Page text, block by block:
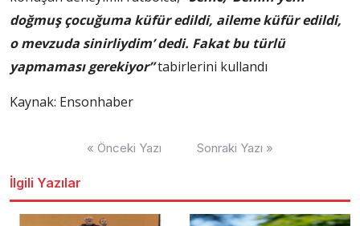
doğmuş çocuğuma küfür edildi, aileme küfür edildi,
o mevzuda sinirliydim’ dedi. Fakat bu türlü
yapmaması gerekiyor”tabirlerini kullandı
Kaynak: Ensonhaber
« Önceki Yazı Sonraki Yazı »
İlgili Yazılar